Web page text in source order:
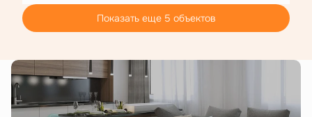
Показать еще 5 объектов